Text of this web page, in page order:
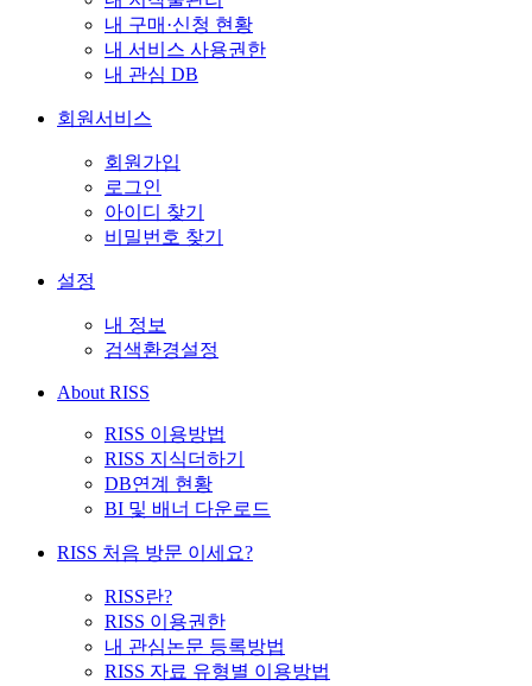
내 구매·신청 현황
내 서비스 사용권한
내 관심 DB
회원서비스
회원가입
로그인
아이디 찾기
비밀번호 찾기
설정
내 정보
검색환경설정
About RISS
RISS 이용방법
RISS 지식더하기
DB연계 현황
BI 및 배너 다운로드
RISS 처음 방문 이세요?
RISS란?
RISS 이용권한
내 관심논문 등록방법
RISS 자료 유형별 이용방법